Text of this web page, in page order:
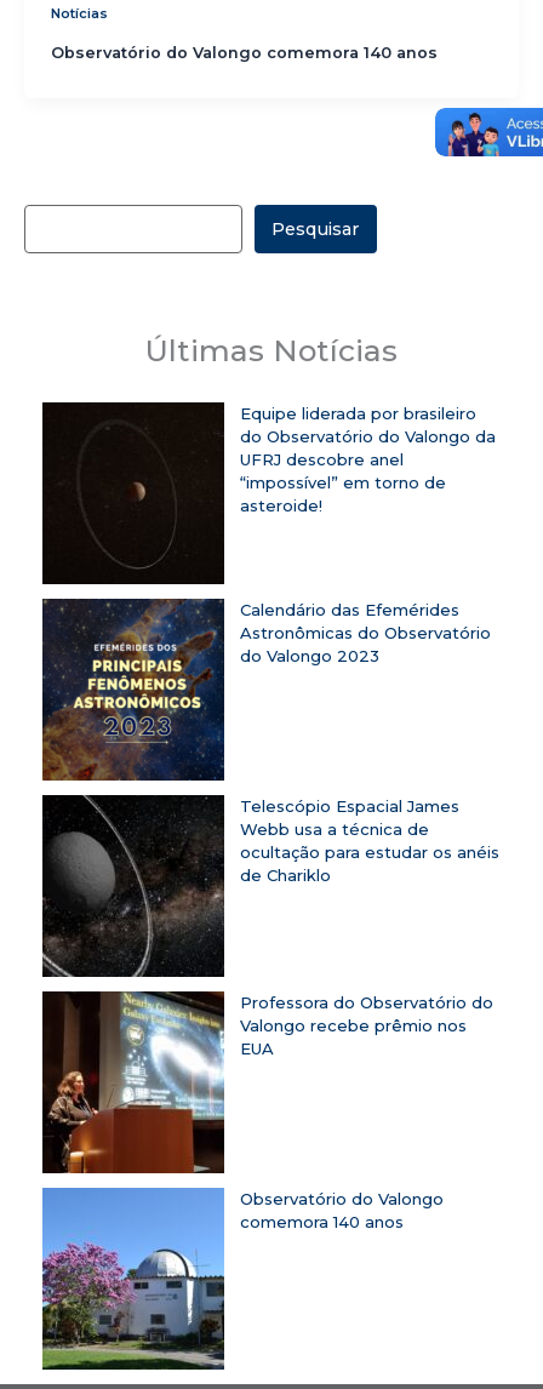
Notícias
Observatório do Valongo comemora 140 anos
Pesquisar
Últimas Notícias
Equipe liderada por brasileiro
do Observatório do Valongo da
UFRJ descobre anel
“impossível” em torno de
asteroide!
Calendário das Efemérides
Astronômicas do Observatório
do Valongo 2023
Telescópio Espacial James
Webb usa a técnica de
ocultação para estudar os anéis
de Chariklo
Professora do Observatório do
Valongo recebe prêmio nos
EUA
Observatório do Valongo
comemora 140 anos